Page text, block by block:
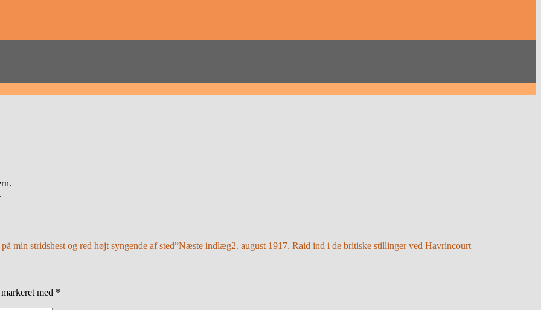
min stridshest og red højt syngende af sted”Næste indlæg2. august 1917. Raid ind i de britiske stillinger ved Havrincourt
med *